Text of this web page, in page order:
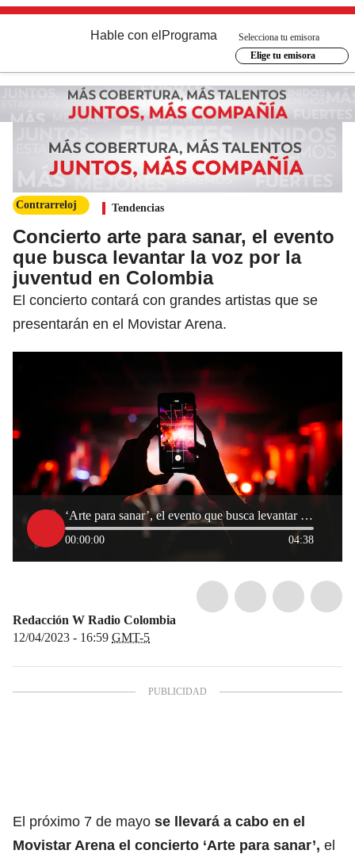
Hable con el Programa
Selecciona tu emisora
Elige tu emisora
Contrarreloj Tendencias
Concierto arte para sanar, el evento
que busca levantar la voz por la
juventud en Colombia
El concierto contará con grandes artistas que se
presentarán en el Movistar Arena.
‘Arte para sanar’, el evento que busca levantar la voz por la juventud en Colombia
00:00:00 04:38
Redacción W Radio Colombia
12/04/2023 - 16:59 GMT-5
El próximo 7 de mayo se llevará a cabo en el
Movistar Arena el concierto ‘Arte para sanar’, el